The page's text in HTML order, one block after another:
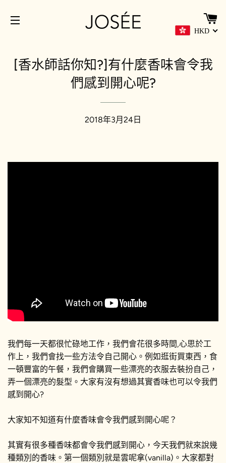
HKD
[香水師話你知?]有什麼香味會令我
們感到開心呢?
2018年3月24日
我們每一天都很忙碌地工作，我們會花很多時間,心思於工
作上，我們會找一些方法令自己開心。例如逛街買東西，食
一頓豐富的午餐，我們會購買一些漂亮的衣服去裝扮自己，
弄一個漂亮的髮型。大家有沒有想過其實香味也可以令我們
感到開心?
大家知不知道有什麼香味會令我們感到開心呢？
其實有很多種香味都會令我們感到開心，今天我們就來說幾
種類別的香味。第一個類別就是雲呢拿(vanilla)。大家都對